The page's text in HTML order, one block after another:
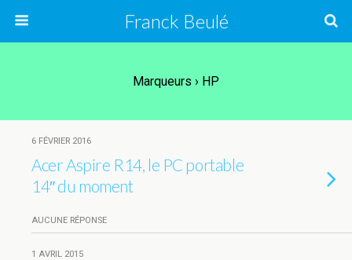
Franck Beulé
Marqueurs › HP
6 FÉVRIER 2016
Acer Aspire R14, le PC portable
14″ du moment
AUCUNE RÉPONSE
1 AVRIL 2015